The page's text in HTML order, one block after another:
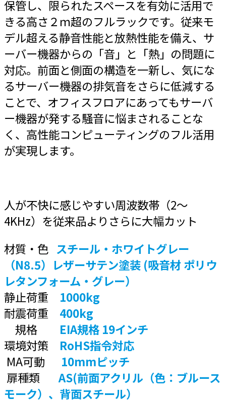
保管し、限られたスペースを有効に活用で
きる高さ２ｍ超のフルラックです。従来モ
デル超える静音性能と放熱性能を備え、サ
ーバー機器からの「音」と「熱」の問題に
対応。前面と側面の構造を一新し、気にな
るサーバー機器の排気音をさらに低減する
ことで、オフィスフロアにあってもサーバ
ー機器が発する騒音に悩まされることな
く、高性能コンピューティングのフル活用
が実現します。
人が不快に感じやすい周波数帯（2～
4KHz）を従来品よりさらに大幅カット
材質・色 スチール・ホワイトグレー
（N8.5）レザーサテン塗装 (吸音材 ポリウ
レタンフォーム・グレー）
静止荷重 1000kg
耐震荷重
400kg
規格
EIA規格 19インチ
環境対策 RoHS指令対応
MA可動 10mmピッチ
扉種類 AS(前面アクリル（色：ブルース
モーク）、背面スチール）